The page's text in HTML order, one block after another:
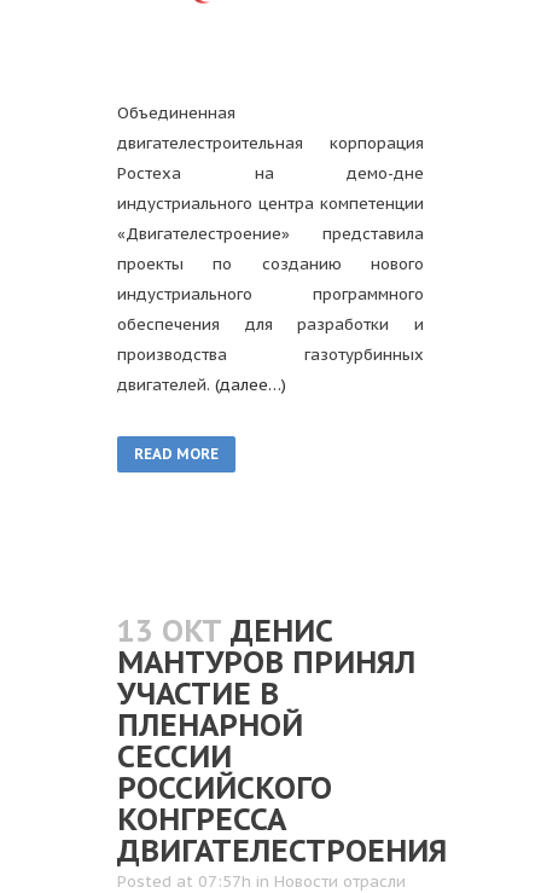
Объединенная
двигателестроительная корпорация
Ростеха на демо-дне
индустриального центра компетенции
«Двигателестроение» представила
проекты по созданию нового
индустриального программного
обеспечения для разработки и
производства газотурбинных
двигателей. (далее…)
READ MORE
13 ОКТ ДЕНИС
МАНТУРОВ ПРИНЯЛ
УЧАСТИЕ В
ПЛЕНАРНОЙ
СЕССИИ
РОССИЙСКОГО
КОНГРЕССА
ДВИГАТЕЛЕСТРОЕНИЯ
Posted at 07:57h in Новости отрасли